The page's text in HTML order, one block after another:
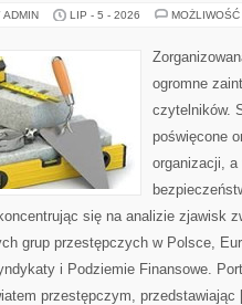
ADMIN LIP - 5 - 2026
ogromne
czytelników.
poświęcone
organizacji,
się na analizie zjawisk
grup przestępczych w Polsce,
i Podziemie Finansowe.
przestępczym,